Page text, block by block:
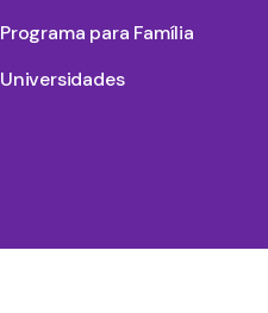
Programa para Família
Universidades